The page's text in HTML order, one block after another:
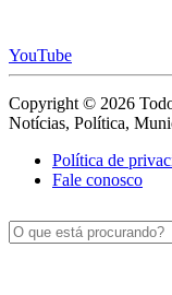
YouTube
Copyright © 2026
Notícias, Política,
Política de
Fale conosco